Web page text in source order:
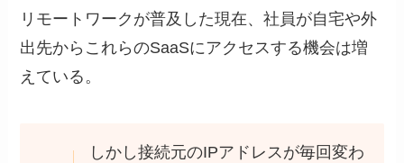
リモートワークが普及した現在、社員が自宅や外
出先からこれらのSaaSにアクセスする機会は増
えている。
しかし接続元のIPアドレスが毎回変わ